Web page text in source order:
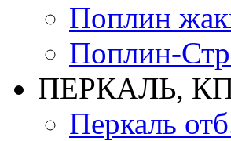
Поплин
Поплин-
ПЕРКАЛЬ,
Перкаль